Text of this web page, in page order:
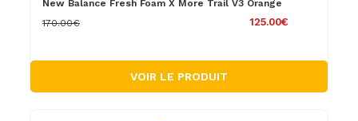
New Balance Fresh Foam X More Trail V3 Orange
125.00€
170.00€
VOIR LE PRODUIT